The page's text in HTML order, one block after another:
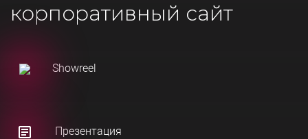
корпоративный сайт
Showreel
Презентация